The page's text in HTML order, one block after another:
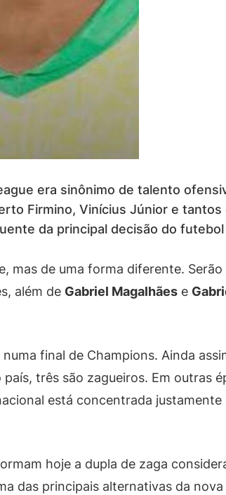
era sinônimo de talento
Firmino, Vinícius Júnior e
da principal decisão do
mas de uma forma diferente.
além de Gabriel Magalhães e
final de Champions. Ainda
três são zagueiros. Em outras
está concentrada
hoje a dupla de zaga
das principais alternativas da